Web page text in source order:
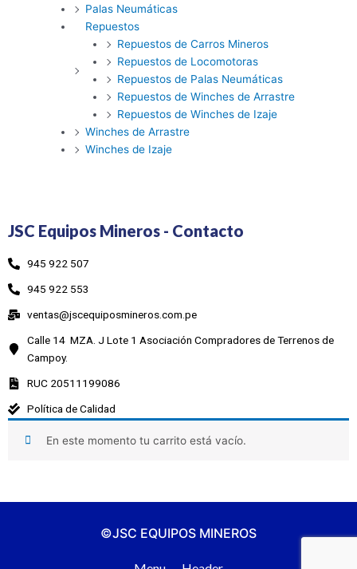
Palas Neumáticas
Repuestos
Repuestos de Carros Mineros
Repuestos de Locomotoras
Repuestos de Palas Neumáticas
Repuestos de Winches de Arrastre
Repuestos de Winches de Izaje
Winches de Arrastre
Winches de Izaje
JSC Equipos Mineros - Contacto
945 922 507
945 922 553
ventas@jscequiposmineros.com.pe
Calle 14 MZA. J Lote 1 Asociación Compradores de Terrenos de
Campoy.
RUC 20511199086
Política de Calidad
En este momento tu carrito está vacío.
©JSC EQUIPOS MINEROS